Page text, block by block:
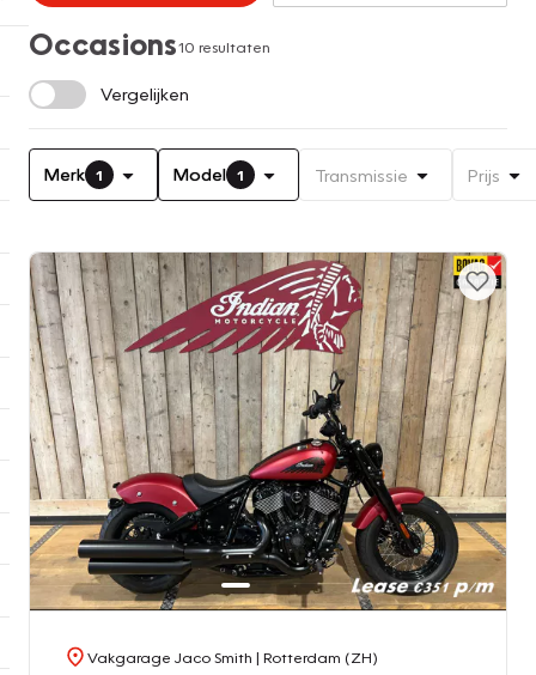
Occasions10 resultaten
Vergelijken
Merk 1 Model 1 Transmissie Prijs
Vakgarage Jaco Smith | Rotterdam (ZH)